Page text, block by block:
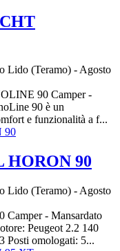
Lido (Teramo) - Agosto
90 Camper -
90 è un
e funzionalità a f...
HORON 90
Lido (Teramo) - Agosto
- Mansardato
Peugeot 2.2 140
Posti omologati: 5...